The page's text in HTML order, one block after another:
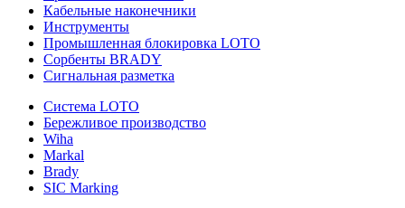
Кабельные наконечники
Инструменты
Промышленная блокировка LOTO
Сорбенты BRADY
Сигнальная разметка
Система LOTO
Бережливое производство
Wiha
Markal
Brady
SIC Marking